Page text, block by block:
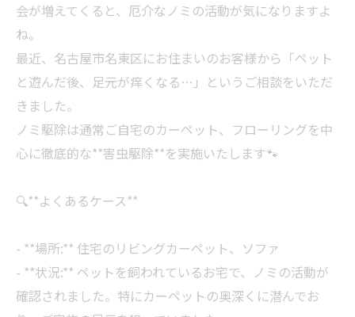
会が増えてくると、厄介なノミの活動が気になりますよ
ね。
最近、名古屋市名東区にお住まいのお客様から「ペット
と遊んだ後、足元が痒くなる…」というご相談をいただ
きました。
ノミ駆除は通常ご自宅のカーペット、フローリングを中
心に徹底的な**害虫駆除**を実施いたします🐾
🔍**よくあるケース**
- **場所:** 住宅のリビングカーペット、ソファ
- **状況:** ペットを飼われているお宅で、ノミの活動が
確認されました。特にカーペットの奥深くに潜んでお